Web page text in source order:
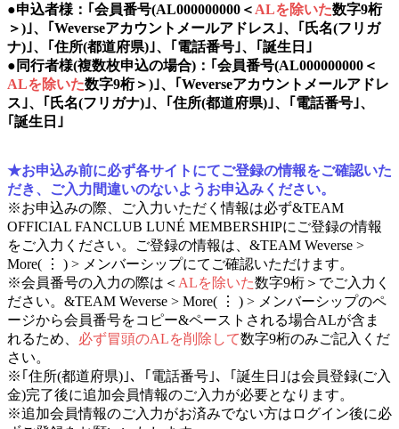
●申込者様：｢会員番号(AL000000000＜ ALを除いた数字9桁
＞)｣、｢Weverseアカウントメールアドレス｣、｢氏名(フリガ
ナ)｣、｢住所(都道府県)｣、｢電話番号｣、｢誕生日｣
●同行者様(複数枚申込の場合)：｢会員番号(AL000000000＜
ALを除いた数字9桁＞)｣、｢Weverseアカウントメールアドレ
ス｣、｢氏名(フリガナ)｣、｢住所(都道府県)｣、｢電話番号｣、
｢誕生日｣
★お申込み前に必ず各サイトにてご登録の情報をご確認いた
だき、ご入力間違いのないようお申込みください。
※お申込みの際、ご入力いただく情報は必ず&TEAM
OFFICIAL FANCLUB LUNÉ MEMBERSHIPにご登録の情報
をご入力ください。ご登録の情報は、&TEAM Weverse >
More( ⋮ ) > メンバーシップにてご確認いただけます。
※会員番号の入力の際は＜ ALを除いた数字9桁＞でご入力く
ださい。&TEAM Weverse > More( ⋮ ) > メンバーシップのペ
ージから会員番号をコピー&ペーストされる場合ALが含ま
れるため、 必ず冒頭のALを削除して数字9桁のみご記入くだ
さい。
※｢住所(都道府県)｣、｢電話番号｣、｢誕生日｣は会員登録(ご入
金)完了後に追加会員情報のご入力が必要となります。
※追加会員情報のご入力がお済みでない方はログイン後に必